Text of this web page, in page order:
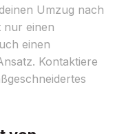
Umzug nach
nur einen
einen
Kontaktiere